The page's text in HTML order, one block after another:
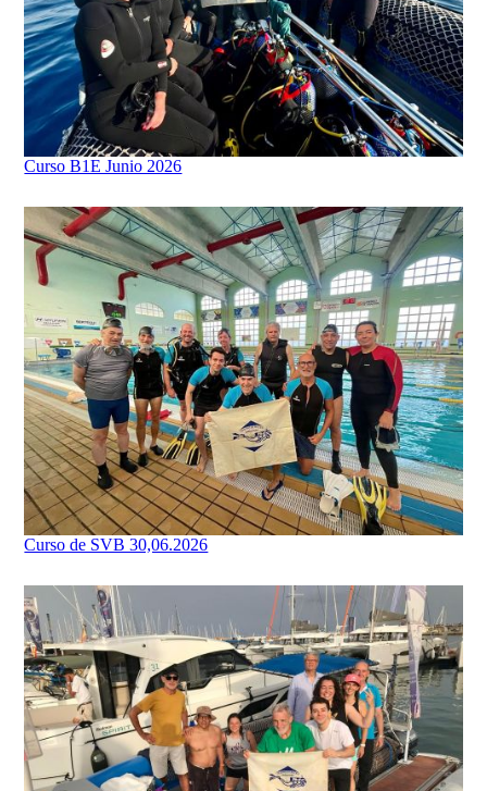
Curso B1E Junio 2026
Curso de SVB 30,06.2026